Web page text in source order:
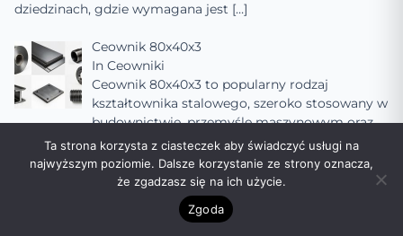
dziedzinach, gdzie wymagana jest […]
Ceownik 80x40x3
In Ceowniki
Ceownik 80x40x3 to popularny rodzaj
kształtownika stalowego, szeroko stosowany w
budownictwie, przemyśle maszynowym oraz
innych dziedzinach, gdzie[…]
Ceownik 80x40x2
Ceownik 80x40x2 to popularny rodzaj
Ta strona korzysta z ciasteczek aby świadczyć usługi na
najwyższym poziomie. Dalsze korzystanie ze strony oznacza,
że zgadzasz się na ich użycie.
Zgoda